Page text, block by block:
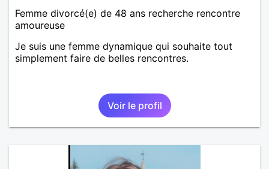
Femme divorcé(e) de 48 ans recherche rencontre
amoureuse
Je suis une femme dynamique qui souhaite tout
simplement faire de belles rencontres.
Voir le profil